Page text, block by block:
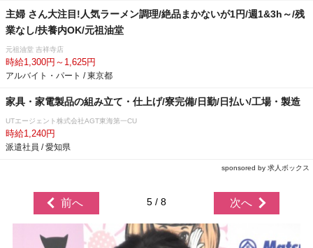
主婦 さん大注目!人気ラーメン調理/絶品まかないが1円/週1&3h～/残
業なし/扶養内OK/元祖油堂
元祖油堂 吉祥寺店
時給1,300円～1,625円
アルバイト・パート / 東京都
家具・家電製品の組み立て・仕上げ/寮完備/日勤/日払い/工場・製造
UTエージェント株式会社AGT東海第一CU
時給1,240円
派遣社員 / 愛知県
sponsored by 求人ボックス
前へ 5 / 8 次へ